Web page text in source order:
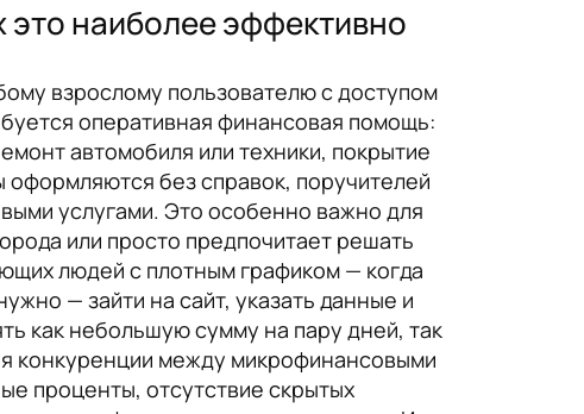
это наиболее эффективно
взрослому пользователю с доступом
оперативная финансовая помощь:
автомобиля или техники, покрытие
без справок, поручителей
услугами. Это особенно важно для
или просто предпочитает решать
людей с плотным графиком — когда
— зайти на сайт, указать данные и
как небольшую сумму на пару дней, так
конкуренции между микрофинансовыми
проценты, отсутствие скрытых